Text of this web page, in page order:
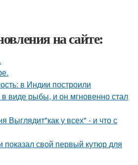
на сайте:
в Индии построили
виде рыбы, и он мгновенно стал
Выглядит"как у всех" - и что с
показал свой первый кутюр для